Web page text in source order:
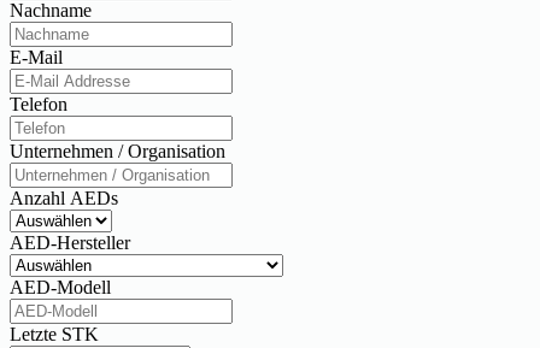
Nachname
E-Mail
Telefon
Unternehmen / Organisation
Anzahl AEDs
AED-Hersteller
AED-Modell
Letzte STK